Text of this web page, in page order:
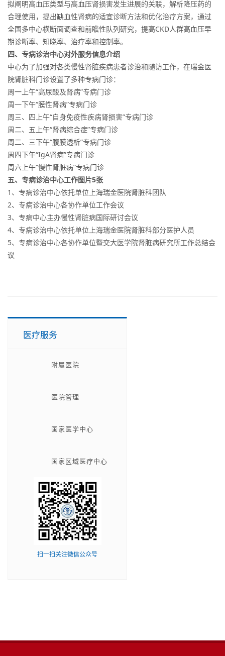
拟阐明高血压类型与高血压肾损害发生进展的关联，解析降压药的
合理使用，提出缺血性肾病的适宜诊断方法和优化治疗方案，通过
全国多中心横断面调查和前瞻性队列研究，提高CKD人群高血压早
期诊断率、知晓率、治疗率和控制率。
四、专病诊治中心对外服务信息介绍
中心为了加强对各类慢性肾脏疾病患者诊治和随访工作，在瑞金医
院肾脏科门诊设置了多种专病门诊：
周一上午“高尿酸及肾病”专病门诊
周一下午“膜性肾病”专病门诊
周三、四上午“自身免疫性疾病肾损害”专病门诊
周二、五上午“肾病综合症”专病门诊
周二、三下午“腹膜透析”专病门诊
周四下午“IgA肾病”专病门诊
周六上午“慢性肾脏病”专病门诊
五、专病诊治中心工作图片5张
1、专病诊治中心依托单位上海瑞金医院肾脏科团队
2、专病诊治中心各协作单位工作会议
3、专病中心主办慢性肾脏病国际研讨会议
4、专病诊治中心依托单位上海瑞金医院肾脏科部分医护人员
5、专病诊治中心各协作单位暨交大医学院肾脏病研究所工作总结会
议
医疗服务
附属医院
医院管理
国家医学中心
国家区域医疗中心
扫一扫关注微信公众号